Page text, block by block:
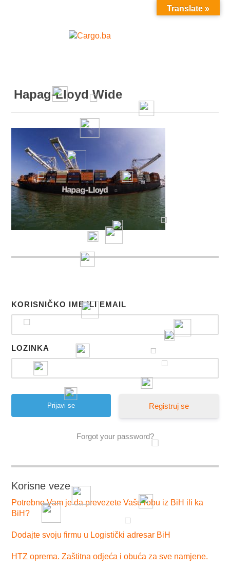
MENU
Hapag-Lloyd Wide
KORISNIČKO IME ILI EMAIL
LOZINKA
Registruj se
Forgot your password?
Korisne veze
Potrebno Vam je da prevezete Vašu robu iz BiH ili ka
BiH?
Dodajte svoju firmu u Logistički adresar BiH
HTZ oprema. Zaštitna odjeća i obuća za sve namjene.
Translate »